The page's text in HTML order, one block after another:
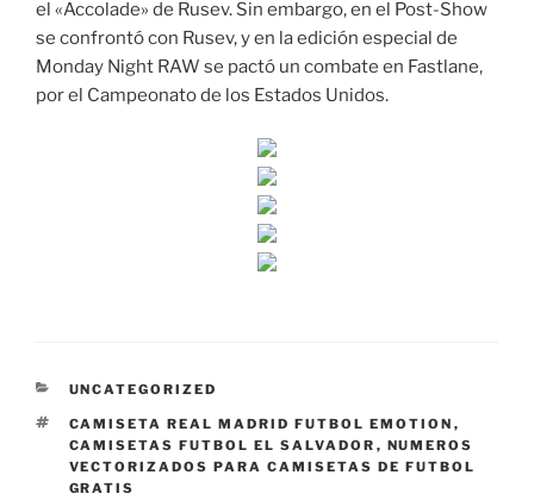
el «Accolade» de Rusev. Sin embargo, en el Post-Show
se confrontó con Rusev, y en la edición especial de
Monday Night RAW se pactó un combate en Fastlane,
por el Campeonato de los Estados Unidos.
CATEGORÍAS
UNCATEGORIZED
ETIQUETAS
CAMISETA REAL MADRID FUTBOL EMOTION ,
CAMISETAS FUTBOL EL SALVADOR , NUMEROS
VECTORIZADOS PARA CAMISETAS DE FUTBOL
GRATIS